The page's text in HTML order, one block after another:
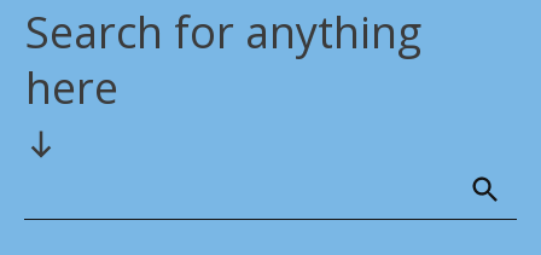
Search for anything
here